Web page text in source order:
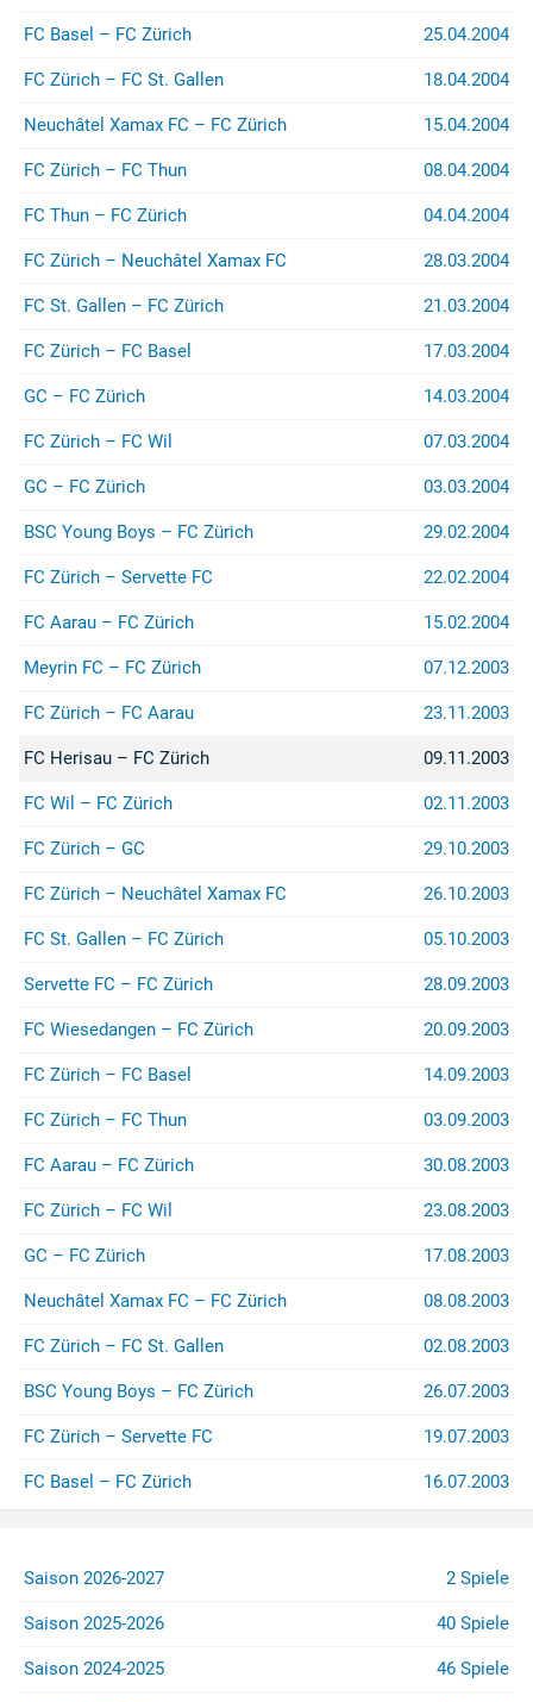
FC Basel – FC Zürich 25.04.2004
FC Zürich – FC St. Gallen 18.04.2004
Neuchâtel Xamax FC – FC Zürich 15.04.2004
FC Zürich – FC Thun 08.04.2004
FC Thun – FC Zürich 04.04.2004
FC Zürich – Neuchâtel Xamax FC 28.03.2004
FC St. Gallen – FC Zürich 21.03.2004
FC Zürich – FC Basel 17.03.2004
GC – FC Zürich 14.03.2004
FC Zürich – FC Wil 07.03.2004
GC – FC Zürich 03.03.2004
BSC Young Boys – FC Zürich 29.02.2004
FC Zürich – Servette FC 22.02.2004
FC Aarau – FC Zürich 15.02.2004
Meyrin FC – FC Zürich 07.12.2003
FC Zürich – FC Aarau 23.11.2003
FC Herisau – FC Zürich 09.11.2003
FC Wil – FC Zürich 02.11.2003
FC Zürich – GC 29.10.2003
FC Zürich – Neuchâtel Xamax FC 26.10.2003
FC St. Gallen – FC Zürich 05.10.2003
Servette FC – FC Zürich 28.09.2003
FC Wiesedangen – FC Zürich 20.09.2003
FC Zürich – FC Basel 14.09.2003
FC Zürich – FC Thun 03.09.2003
FC Aarau – FC Zürich 30.08.2003
FC Zürich – FC Wil 23.08.2003
GC – FC Zürich 17.08.2003
Neuchâtel Xamax FC – FC Zürich 08.08.2003
FC Zürich – FC St. Gallen 02.08.2003
BSC Young Boys – FC Zürich 26.07.2003
FC Zürich – Servette FC 19.07.2003
FC Basel – FC Zürich 16.07.2003
Saison 2026-2027 2 Spiele
Saison 2025-2026 40 Spiele
Saison 2024-2025 46 Spiele